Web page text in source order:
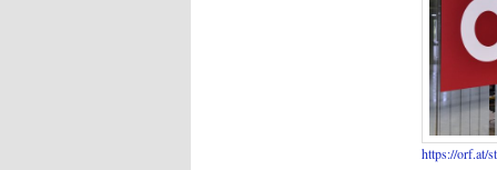
https://orf.at/